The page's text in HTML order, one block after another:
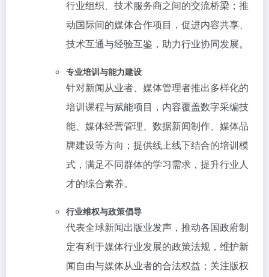
行业组织、技术服务商之间的交流桥梁；推
动国际间的媒体合作项目，促进内容共享、
技术互通与经验互鉴，助力行业协同发展。
专业培训与能力建设
针对新闻从业者、媒体管理者推出多样化的
培训课程与赋能项目，内容覆盖数字采编技
能、媒体经营管理、数据新闻制作、媒体品
牌建设等方向；提供线上线下结合的培训模
式，满足不同群体的学习需求，提升行业人
才的综合素养。
行业维权与政策倡导
代表全球新闻出版业发声，推动各国政府制
定有利于媒体行业发展的政策法规，维护新
闻自由与媒体从业者的合法权益；关注版权